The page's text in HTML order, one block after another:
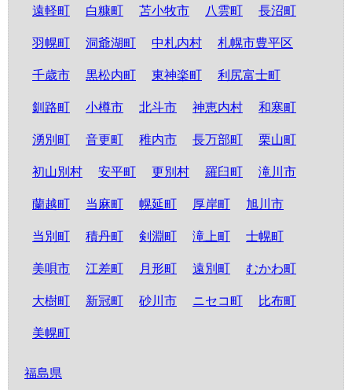
遠軽町 白糠町 苫小牧市 八雲町 長沼町
羽幌町 洞爺湖町 中札内村 札幌市豊平区
千歳市 黒松内町 東神楽町 利尻富士町
釧路町 小樽市 北斗市 神恵内村 和寒町
湧別町 音更町 稚内市 長万部町 栗山町
初山別村 安平町 更別村 羅臼町 滝川市
蘭越町 当麻町 幌延町 厚岸町 旭川市
当別町 積丹町 剣淵町 滝上町 士幌町
美唄市 江差町 月形町 遠別町 むかわ町
大樹町 新冠町 砂川市 ニセコ町 比布町
美幌町
福島県